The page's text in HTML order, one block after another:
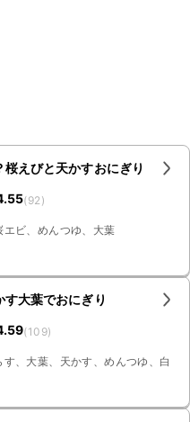
桜えびと天かすおにぎり
(92 )
エビ、めんつゆ、大葉
大葉でおにぎり
(109)
、大葉、天かす、めんつゆ、白